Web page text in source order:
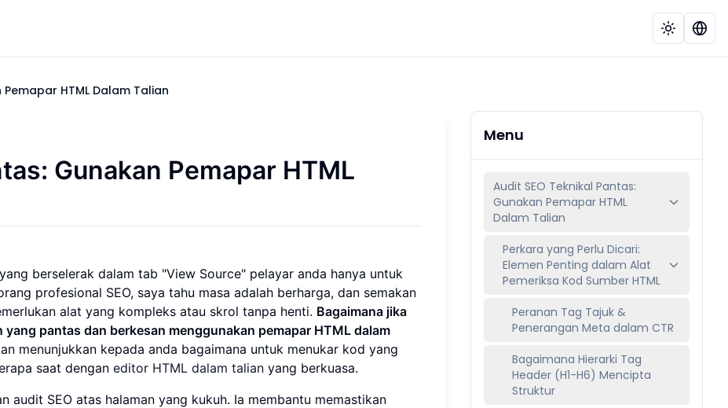
HTML Dalam Talian
Gunakan Pemapar HTML
berselerak dalam tab "View Source" pelayar anda hanya untuk
profesional SEO, saya tahu masa adalah berharga, dan semakan
alat yang kompleks atau skrol tanpa henti. Bagaimana jika
pantas dan berkesan menggunakan pemapar HTML dalam
menunjukkan kepada anda bagaimana untuk menukar kod yang
saat dengan editor HTML dalam talian yang berkuasa.
audit SEO atas halaman yang kukuh. Ia membantu memastikan
Menu
Audit SEO Teknikal Pantas:
Gunakan Pemapar HTML
Dalam Talian
Perkara yang Perlu Dicari:
Elemen Penting dalam Alat
Pemeriksa Kod Sumber HTML
Peranan Tag Tajuk &
Penerangan Meta dalam CTR
Bagaimana Hierarki Tag
Header (H1-H6) Mencipta
Struktur